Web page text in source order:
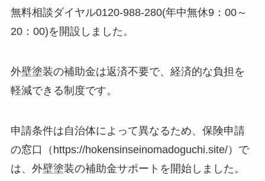
無料相談ダイヤル0120-988-280(年中無休9：00～
20：00)を開設しました。
外壁塗装の補助金は返済不要で、経済的な負担を
軽減できる制度です。
申請条件は自治体によって異なるため、保険申請
の窓口（https://hokensinseinomadoguchi.site/）で
は、外壁塗装の補助金サポートを開始しました。